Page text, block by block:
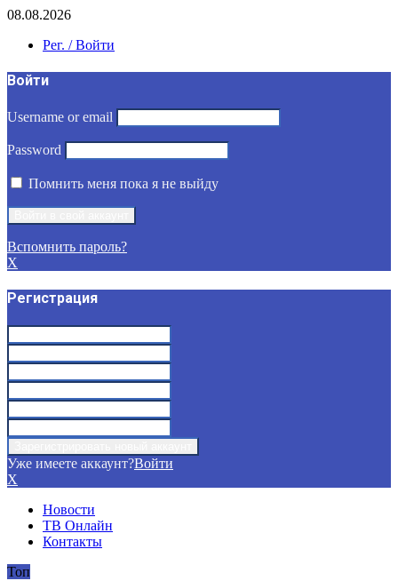
08.08.2026
Рег. / Войти
Войти
Username or email
Password
Помнить меня пока я не выйду
Вспомнить пароль?
X
Регистрация
Уже имеете аккаунт?Войти
X
Новости
ТВ Онлайн
Контакты
Топ